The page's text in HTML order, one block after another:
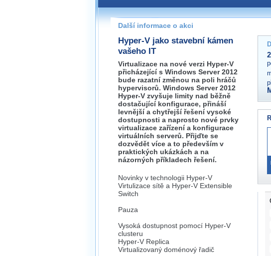
Pokud máte jakýkoliv dotaz na organizátory
prosím neváhejte nás kontaktovat na e-
jihlava@wug.cz
Další informace o akci
Hyper-V jako stavební kámen
vašeho IT
Virtualizace na nové verzi Hyper-V
přicházející s Windows Server 2012
bude razatní změnou na poli hráčů
hypervisorů. Windows Server 2012
Hyper-V zvyšuje limity nad běžně
dostačující konfigurace, přináší
levnější a chytřejší řešení vysoké
dostupnosti a naprosto nové prvky
virtualizace zařízení a konfigurace
virtuálních serverů. Přijďte se
dozvědět více a to především v
praktických ukázkách a na
názorných příkladech řešení.
Novinky v technologii Hyper-V
Virtulizace sítě a Hyper-V Extensible
Switch
Pauza
Vysoká dostupnost pomocí Hyper-V
clusteru
Hyper-V Replica
Virtualizovaný doménový řadič